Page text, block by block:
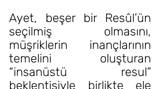
Ayet, beşer bir Resûl’ün
seçilmiş olmasını,
müşriklerin inançlarının
temelini oluşturan
“insanüstü resul”
beklentisiyle birlikte ele